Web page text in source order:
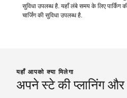
सुविधा उपलब्ध है. यहाँ लंबे समय के लिए पार्किंग
चार्जिंग की सुविधा उपलब्ध है.
यहाँ आपको क्या मिलेगा
अपने स्टे की प्लानिंग और